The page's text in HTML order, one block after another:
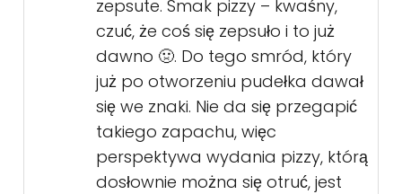
zepsute. Smak pizzy – kwaśny,
czuć, że coś się zepsuło i to już
dawno 🤢. Do tego smród, który
już po otworzeniu pudełka dawał
się we znaki. Nie da się przegapić
takiego zapachu, więc
perspektywa wydania pizzy, którą
dosłownie można się otruć, jest